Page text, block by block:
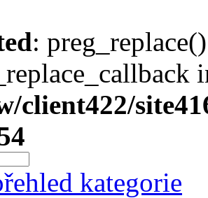
:
client422/
kategorie